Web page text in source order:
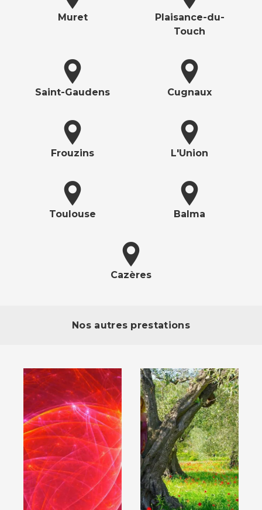
Muret
Plaisance-du-
Touch
Saint-Gaudens Cugnaux
Frouzins L'Union
Toulouse Balma
Cazères
Nos autres prestations